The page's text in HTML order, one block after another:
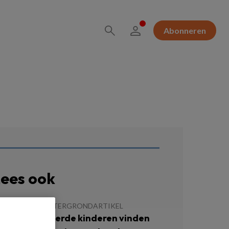
Abonneren
ook
ACHTERGRONDARTIKEL
kinderen vinden